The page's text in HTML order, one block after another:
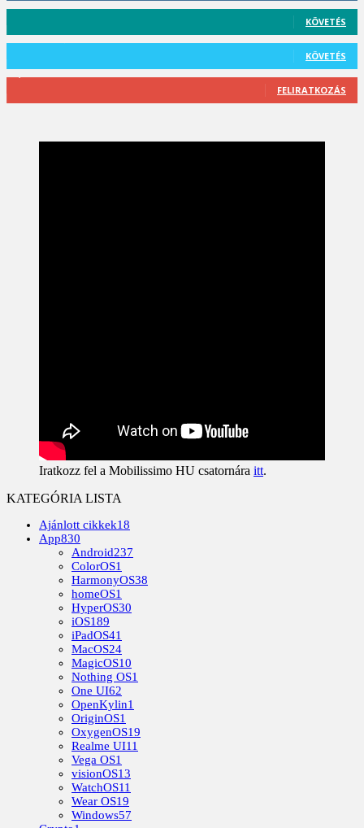
KÖVETÉS
KÖVETÉS
FELIRATKOZÁS
Iratkozz fel a Mobilissimo HU csatornára itt.
KATEGÓRIA LISTA
Ajánlott cikkek18
App830
Android237
ColorOS1
HarmonyOS38
homeOS1
HyperOS30
iOS189
iPadOS41
MacOS24
MagicOS10
Nothing OS1
One UI62
OpenKylin1
OriginOS1
OxygenOS19
Realme UI11
Vega OS1
visionOS13
WatchOS11
Wear OS19
Windows57